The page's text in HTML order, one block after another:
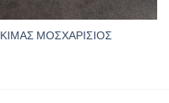
ΚΙΜΑΣ ΜΟΣΧΑΡΙΣΙΟΣ